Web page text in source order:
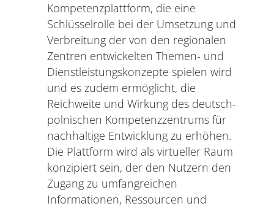
Kompetenzplattform, die eine
Schlüsselrolle bei der Umsetzung und
Verbreitung der von den regionalen
Zentren entwickelten Themen- und
Dienstleistungskonzepte spielen wird
und es zudem ermöglicht, die
Reichweite und Wirkung des deutsch-
polnischen Kompetenzzentrums für
nachhaltige Entwicklung zu erhöhen.
Die Plattform wird als virtueller Raum
konzipiert sein, der den Nutzern den
Zugang zu umfangreichen
Informationen, Ressourcen und